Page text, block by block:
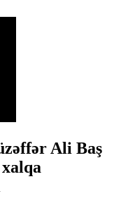
Ali Baş